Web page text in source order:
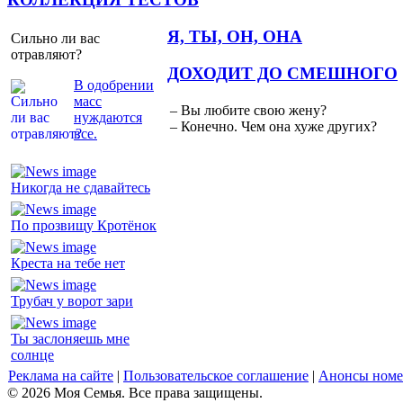
Сильно ли вас
отравляют?
В одобрении
масс
нуждаются
все.
Я, ТЫ, ОН, ОНА
Никогда не сдавайтесь
По прозвищу Кротёнок
Креста на тебе нет
Трубач у ворот зари
Ты заслоняешь мне
солнце
ДОХОДИТ ДО СМЕШНОГО
– Вы любите свою жену?
– Конечно. Чем она хуже других?
Реклама на сайте | Пользовательское соглашение | Анонсы
© 2026 Моя Семья. Все права защищены.